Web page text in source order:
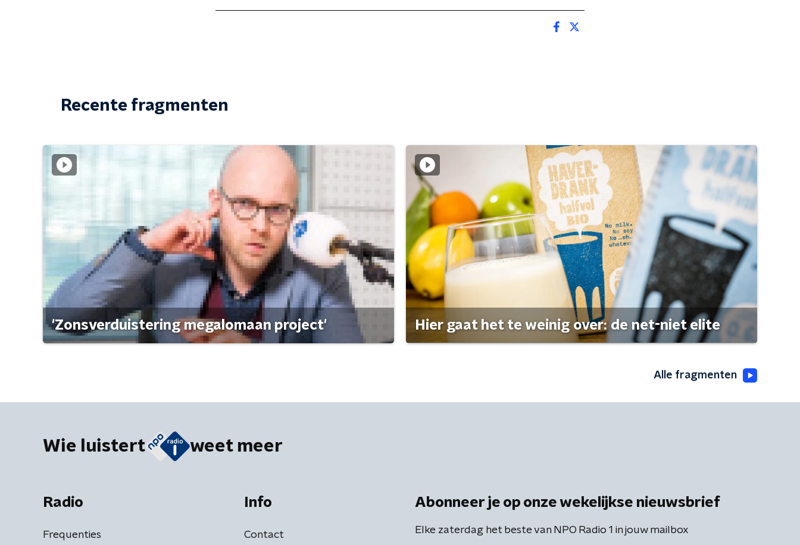
Recente fragmenten
'Zonsverduistering megalomaan project' Hier gaat het te weinig over: de net-niet elite
Alle fragmenten
Wie luistert weet meer
Radio
Frequenties
Info
Contact
Abonneer je op onze wekelijkse nieuwsbrief
Elke zaterdag het beste van NPO Radio 1 in jouw mailbox